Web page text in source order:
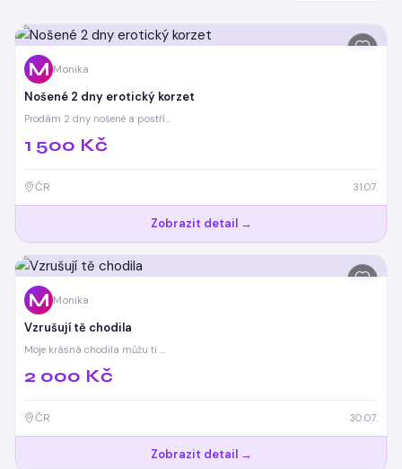
M Monika
Nošené 2 dny erotický korzet
Prodám 2 dny nošené a postří…
1 500 Kč
ČR 31.07.
Zobrazit detail →
M Monika
Vzrušují tě chodila
Moje krásná chodila můžu ti …
2 000 Kč
ČR 30.07.
Zobrazit detail →